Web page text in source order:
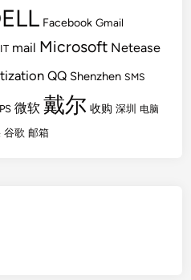
Facebook Gmail
IT mail Microsoft Netease
QQ Shenzhen SMS
微软 戴尔 收购 深圳 电脑
谷歌 邮箱